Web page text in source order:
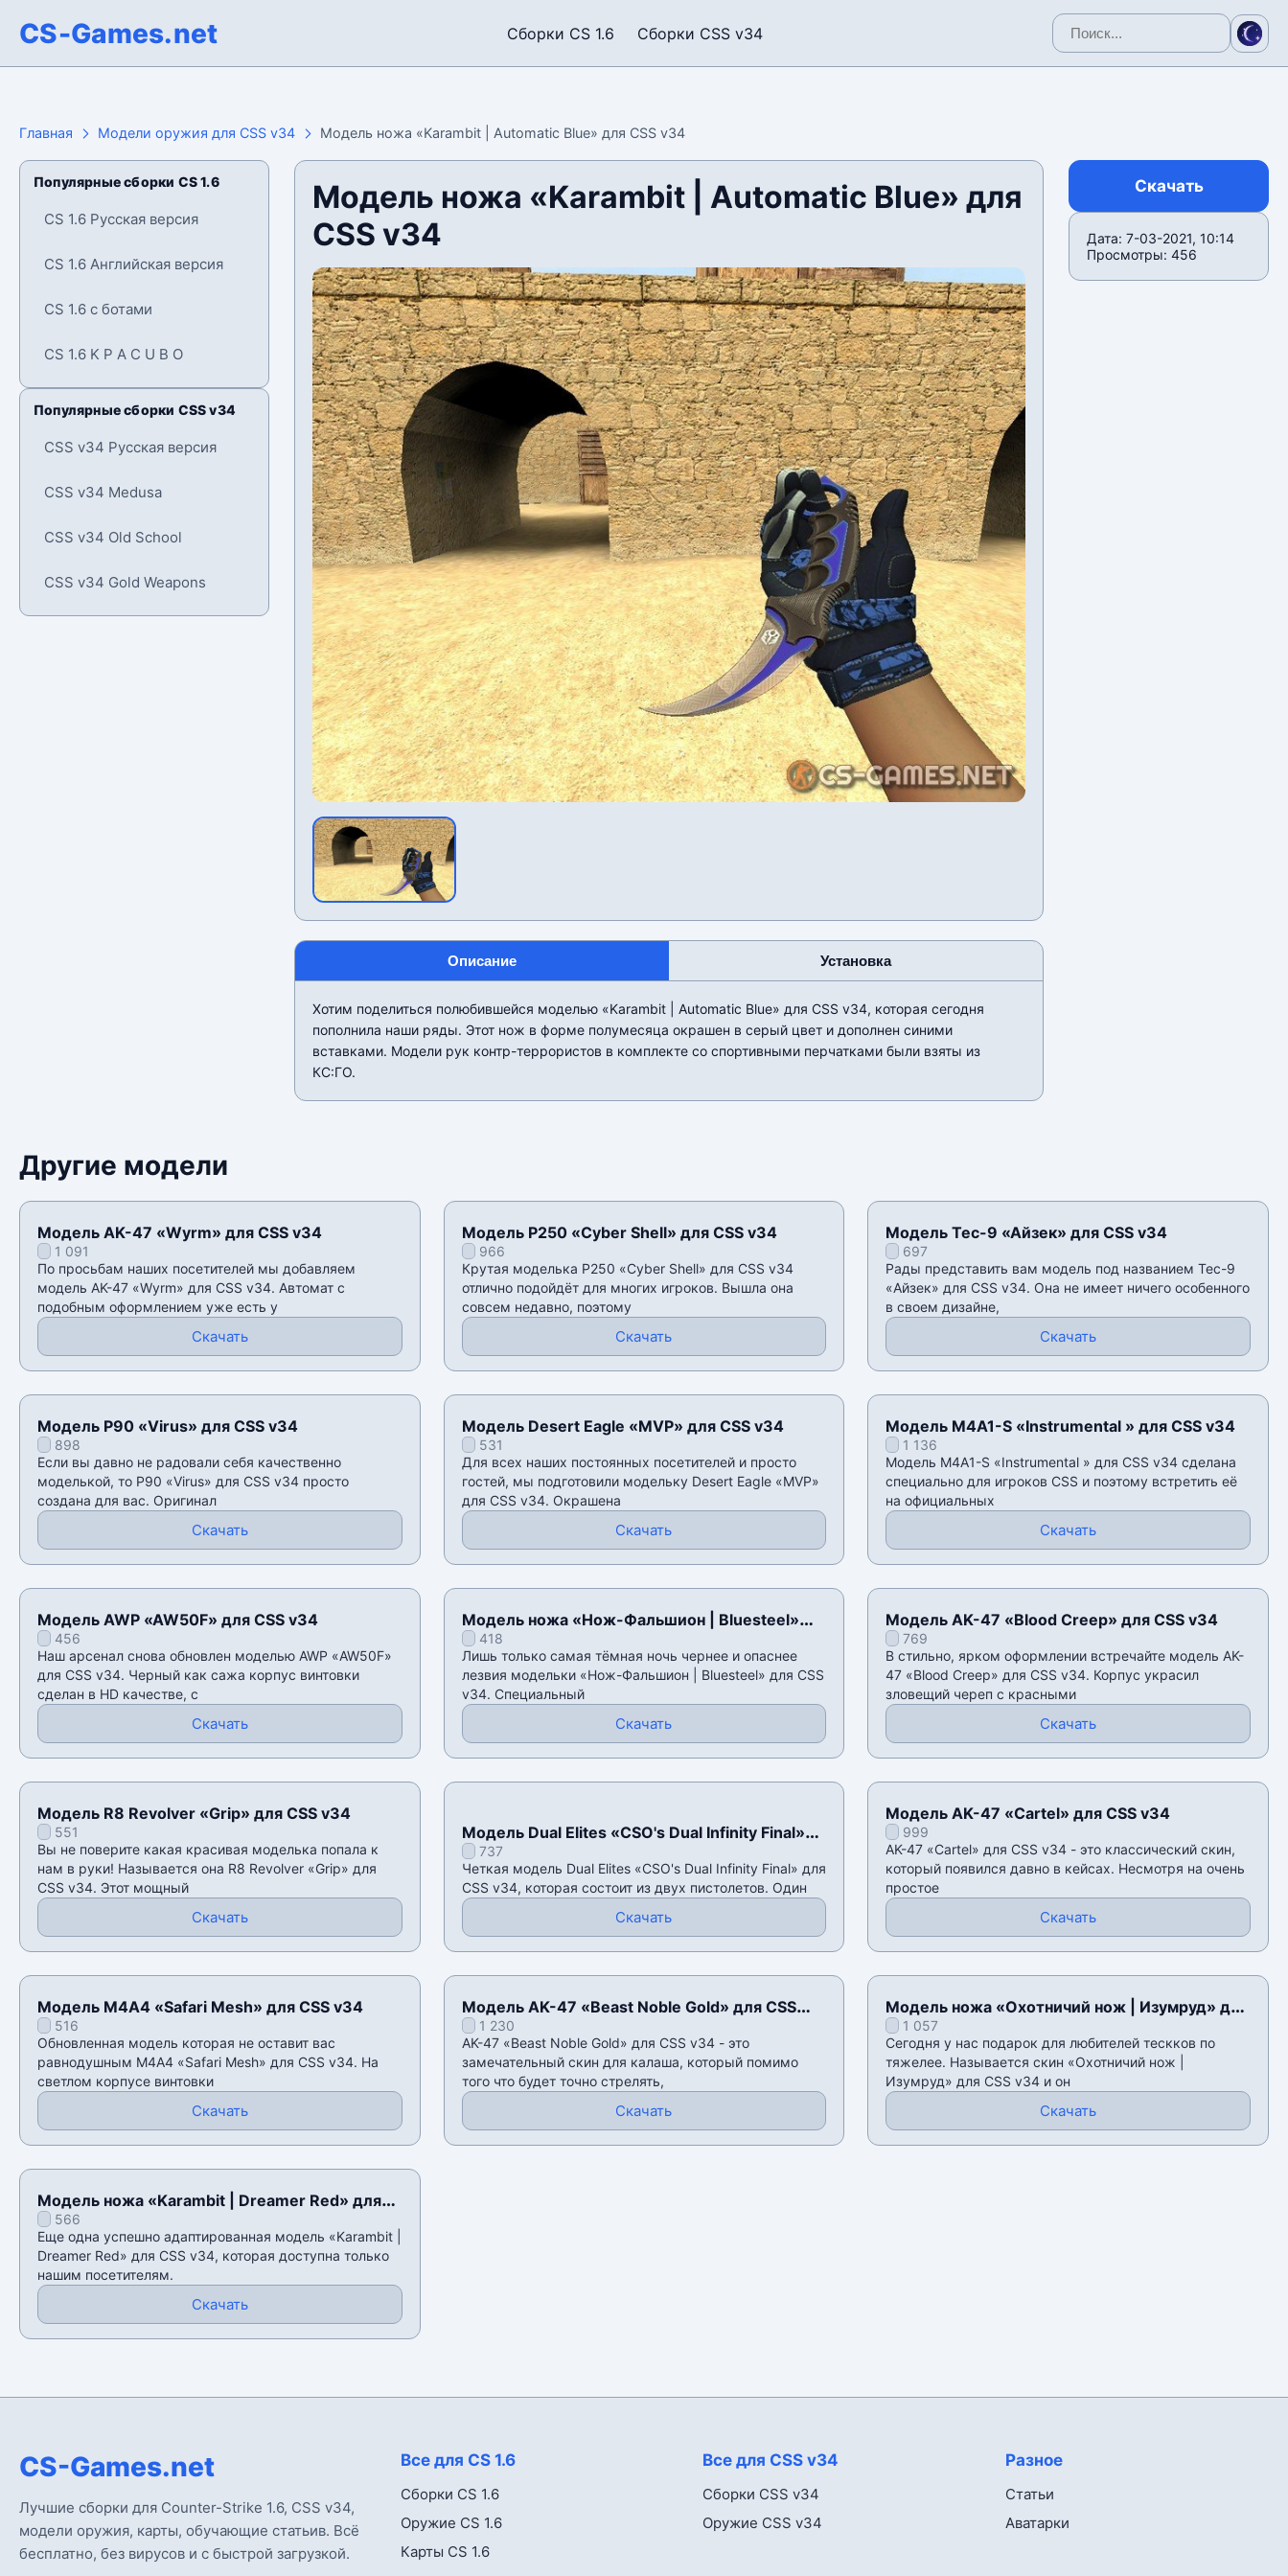
CS-Games.net Сборки CS 1.6 Сборки CSS v34
Главная Модели оружия для CSS v34 Модель ножа «Karambit | Automatic Blue» для CSS v34
Популярные сборки CS 1.6
CS 1.6 Русская версия
CS 1.6 Английская версия
CS 1.6 с ботами
CS 1.6 K P A C U B O
Популярные сборки CSS v34
CSS v34 Русская версия
CSS v34 Medusa
CSS v34 Old School
CSS v34 Gold Weapons
Модель ножа «Karambit | Automatic Blue» для
CSS v34
Описание Установка
Хотим поделиться полюбившейся моделью «Karambit | Automatic Blue» для CSS v34, которая сегодня
пополнила наши ряды. Этот нож в форме полумесяца окрашен в серый цвет и дополнен синими
вставками. Модели рук контр-террористов в комплекте со спортивными перчатками были взяты из
КС:ГО.
Скачать
Дата: 7-03-2021, 10:14
Просмотры: 456
Другие модели
Модель AK-47 «Wyrm» для CSS v34
1 091
По просьбам наших посетителей мы добавляем
модель AK-47 «Wyrm» для CSS v34. Автомат с
подобным оформлением уже есть у
Скачать
Модель P250 «Cyber Shell» для CSS v34
966
Крутая моделька P250 «Cyber Shell» для CSS v34
отлично подойдёт для многих игроков. Вышла она
совсем недавно, поэтому
Скачать
Модель Tec-9 «Айзек» для CSS v34
697
Рады представить вам модель под названием Tec-9
«Айзек» для CSS v34. Она не имеет ничего особенного
в своем дизайне,
Скачать
Модель P90 «Virus» для CSS v34
898
Если вы давно не радовали себя качественно
моделькой, то P90 «Virus» для CSS v34 просто
создана для вас. Оригинал
Скачать
Модель Desert Eagle «MVP» для CSS v34
531
Для всех наших постоянных посетителей и просто
гостей, мы подготовили модельку Desert Eagle «MVP»
для CSS v34. Окрашена
Скачать
Модель M4A1-S «Instrumental » для CSS v34
1 136
Модель M4A1-S «Instrumental » для CSS v34 сделана
специально для игроков CSS и поэтому встретить её
на официальных
Скачать
Модель AWP «AW50F» для CSS v34
456
Наш арсенал снова обновлен моделью AWP «AW50F»
для CSS v34. Черный как сажа корпус винтовки
сделан в HD качестве, с
Скачать
Модель ножа «Нож-Фальшион | Bluesteel»
для CSS v34
418
Лишь только самая тёмная ночь чернее и опаснее
лезвия модельки «Нож-Фальшион | Bluesteel» для CSS
v34. Специальный
Скачать
Модель AK-47 «Blood Creep» для CSS v34
769
В стильно, ярком оформлении встречайте модель AK-
47 «Blood Creep» для CSS v34. Корпус украсил
зловещий череп с красными
Скачать
Модель R8 Revolver «Grip» для CSS v34
551
Вы не поверите какая красивая моделька попала к
нам в руки! Называется она R8 Revolver «Grip» для
CSS v34. Этот мощный
Скачать
Модель Dual Elites «CSO's Dual Infinity Final»
для CSS v34
737
Четкая модель Dual Elites «CSO's Dual Infinity Final» для
CSS v34, которая состоит из двух пистолетов. Один
Скачать
Модель AK-47 «Cartel» для CSS v34
999
AK-47 «Cartel» для CSS v34 - это классический скин,
который появился давно в кейсах. Несмотря на очень
простое
Скачать
Модель М4А4 «Safari Mesh» для CSS v34
516
Обновленная модель которая не оставит вас
равнодушным М4А4 «Safari Mesh» для CSS v34. На
светлом корпусе винтовки
Скачать
Модель AK-47 «Beast Noble Gold» для CSS
v341 230
AK-47 «Beast Noble Gold» для CSS v34 - это
замечательный скин для калаша, который помимо
того что будет точно стрелять,
Скачать
Модель ножа «Охотничий нож | Изумруд» для
CSS v34
1 057
Сегодня у нас подарок для любителей тескков по
тяжелее. Называется скин «Охотничий нож |
Изумруд» для CSS v34 и он
Скачать
Модель ножа «Karambit | Dreamer Red» для
CSS v34
566
Еще одна успешно адаптированная модель «Karambit |
Dreamer Red» для CSS v34, которая доступна только
нашим посетителям.
Скачать
CS-Games.net
Лучшие сборки для Counter-Strike 1.6, CSS v34,
модели оружия, карты, обучающие статьив. Всё
бесплатно, без вирусов и с быстрой загрузкой.
Все для CS 1.6
Сборки CS 1.6
Оружие CS 1.6
Карты CS 1.6
Все для CSS v34
Сборки CSS v34
Оружие CSS v34
Разное
Статьи
Аватарки